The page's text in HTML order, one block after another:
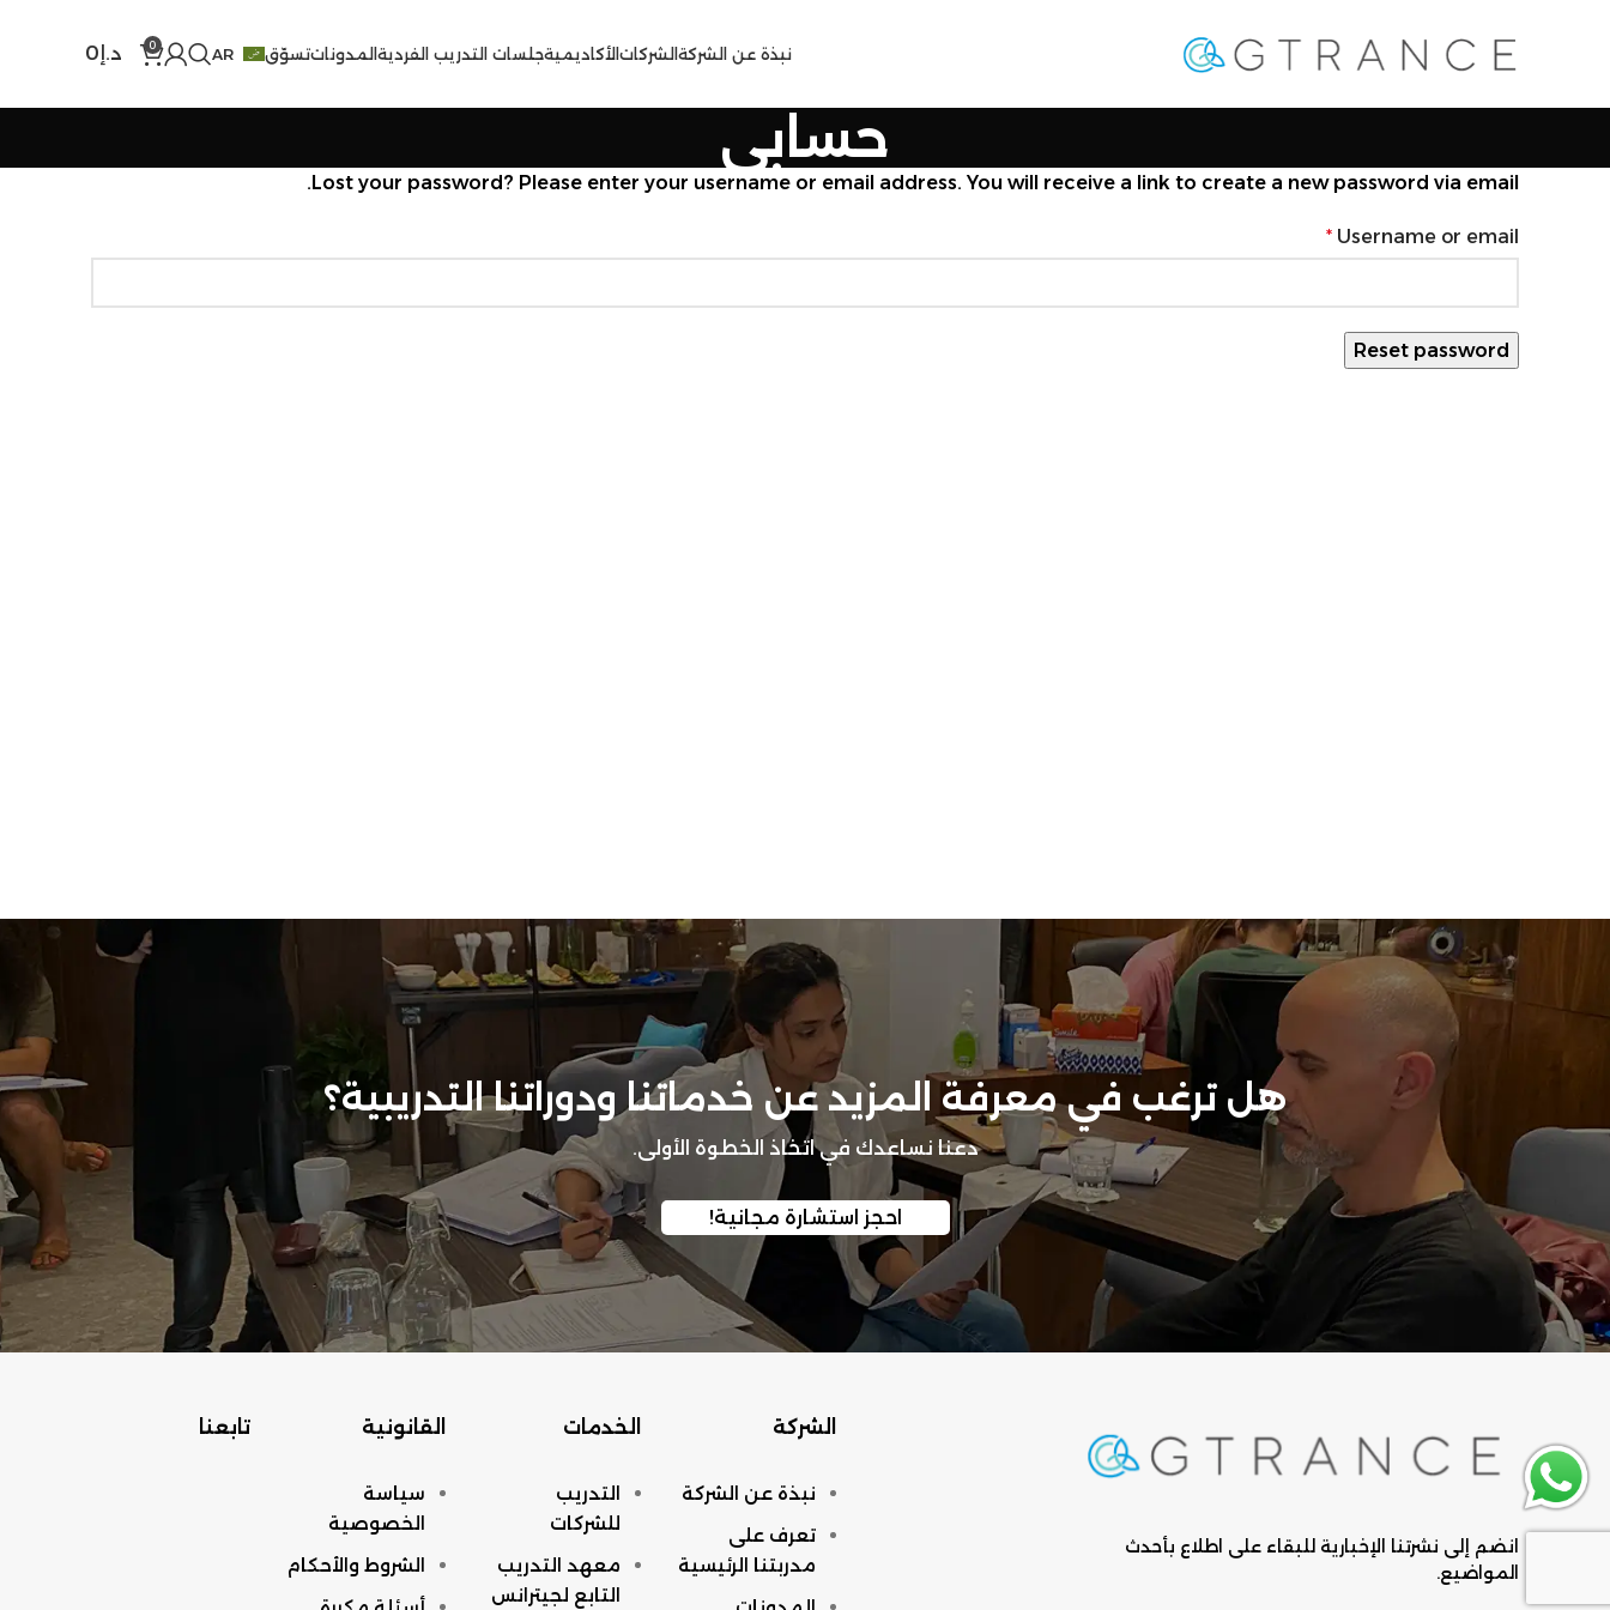
نبذة عن الشركةالشركاتالأكاديميةجلسات التدريب الفرديةالمدوناتتسوّق AR
0 د.إ 0
حسابي
Lost your password? Please enter your username or email address. You will receive a link to create a new password via email.
Username or email
*
Reset password
هل ترغب في معرفة المزيد عن خدماتنا ودوراتنا التدريبية؟
دعنا نساعدك في اتخاذ الخطوة الأولى.
احجز استشارة مجانية!
الشركة
نبذة عن الشركة
تعرف على
مدربتنا الرئيسية
الخدمات
التدريب
للشركات
معهد التدريب
التابع لجيترانس
القانونية
سياسة
الخصوصية
الشروط والأحكام
تابعنا
انضم إلى نشرتنا الإخبارية للبقاء على اطلاع بأحدث
المواضيع.